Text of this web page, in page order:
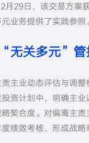
29日，该交易方案
业务提供了实践参照
无关多元”管
责主业动态评估与调
资计划中，明确主
契合度。对偏离主
绩效考核，形成战略